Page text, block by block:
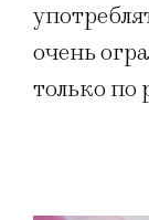
очень
только по